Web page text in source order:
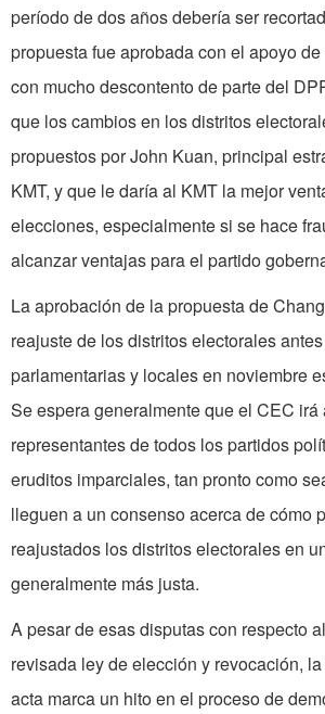
período de dos años debería ser
propuesta fue aprobada con el apoyo
con mucho descontento de parte del
que los cambios en los distritos
propuestos por John Kuan, principal
KMT, y que le daría al KMT la mejor
elecciones, especialmente si se hace
alcanzar ventajas para el partido
La aprobación de la propuesta de
reajuste de los distritos electorales
parlamentarias y locales en noviembre
Se espera generalmente que el CEC irá
representantes de todos los partidos
eruditos imparciales, tan pronto como
lleguen a un consenso acerca de cómo
reajustados los distritos electorales en
generalmente más justa.
A pesar de esas disputas con respecto
revisada ley de elección y revocación,
acta marca un hito en el proceso de